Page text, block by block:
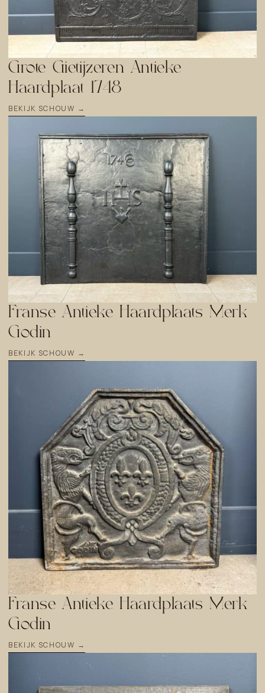
Grote Gietijzeren Antieke
Haardplaat 1748
BEKIJK SCHOUW →
Franse Antieke Haardplaats Merk
Godin
BEKIJK SCHOUW →
Franse Antieke Haardplaats Merk
Godin
BEKIJK SCHOUW →